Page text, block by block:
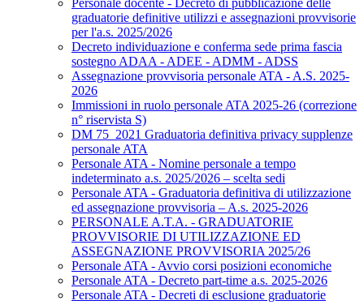
Personale docente - Decreto di pubblicazione delle
graduatorie definitive utilizzi e assegnazioni provvisorie
per l'a.s. 2025/2026
Decreto individuazione e conferma sede prima fascia
sostegno ADAA - ADEE - ADMM - ADSS
Assegnazione provvisoria personale ATA - A.S. 2025-
2026
Immissioni in ruolo personale ATA 2025-26 (correzione
n° riservista S)
DM 75_2021 Graduatoria definitiva privacy supplenze
personale ATA
Personale ATA - Nomine personale a tempo
indeterminato a.s. 2025/2026 – scelta sedi
Personale ATA - Graduatoria definitiva di utilizzazione
ed assegnazione provvisoria – A.s. 2025-2026
PERSONALE A.T.A. - GRADUATORIE
PROVVISORIE DI UTILIZZAZIONE ED
ASSEGNAZIONE PROVVISORIA 2025/26
Personale ATA - Avvio corsi posizioni economiche
Personale ATA - Decreto part-time a.s. 2025-2026
Personale ATA - Decreti di esclusione graduatorie